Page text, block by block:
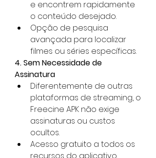
e encontrem rapidamente
o conteúdo desejado.
Opção de pesquisa
avançada para localizar
filmes ou séries específicas.
4. Sem Necessidade de
Assinatura
Diferentemente de outras
plataformas de streaming, o
Freecine APK não exige
assinaturas ou custos
ocultos.
Acesso gratuito a todos os